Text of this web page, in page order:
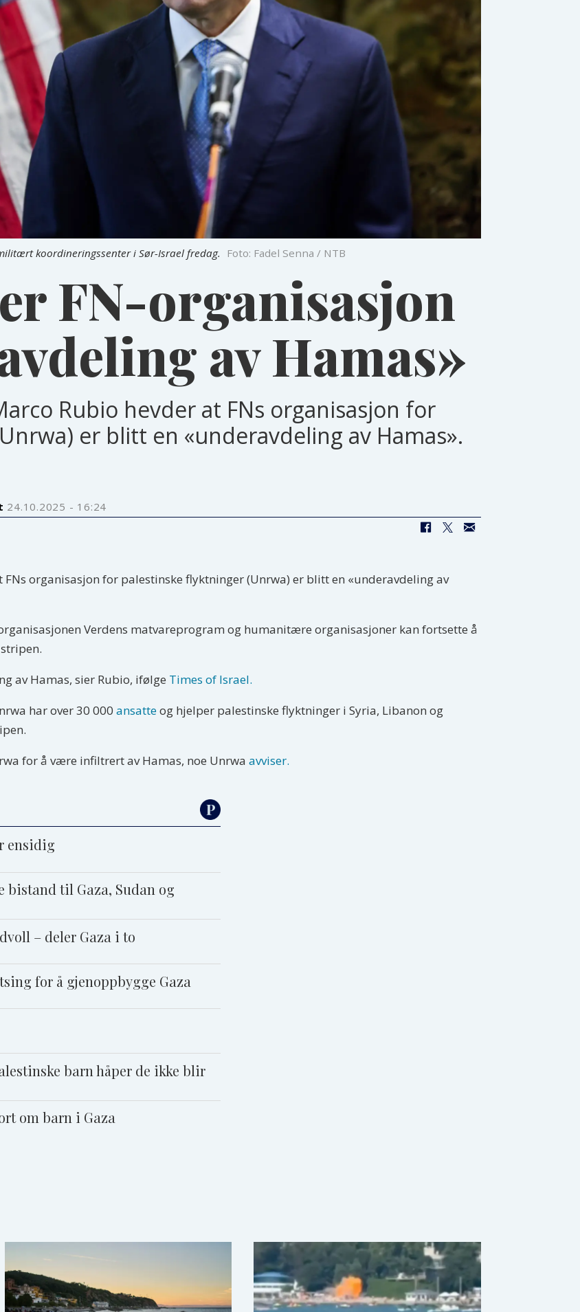
koordineringssenter i Sør-Israel fredag. Foto: Fadel Senna / NTB
FN-organisasjon
av Hamas»
Rubio hevder at FNs organisasjon for
er blitt en «underavdeling av Hamas».
24.10.2025 - 16:24
organisasjon for palestinske flyktninger (Unrwa) er blitt en «underavdeling av
Verdens matvareprogram og humanitære organisasjoner kan fortsette å
av Hamas, sier Rubio, ifølge Times of Israel.
har over 30 000 ansatteog hjelper palestinske flyktninger i Syria, Libanon og
for å være infiltrert av Hamas, noe Unrwa avviser.
ensidig
bistand til Gaza, Sudan og
– deler Gaza i to
for å gjenoppbygge Gaza
barn håper de ikke blir
om barn i Gaza